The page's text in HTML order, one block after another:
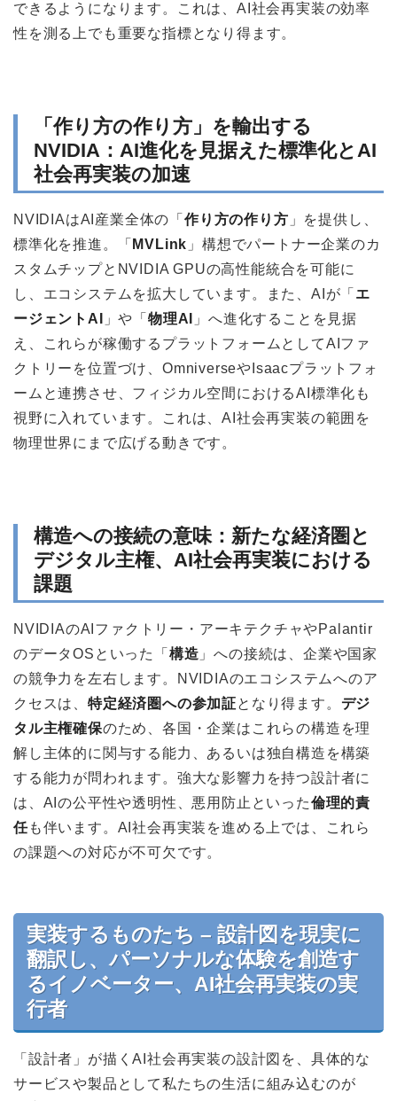
できるようになります。これは、AI社会再実装の効率
性を測る上でも重要な指標となり得ます。
「作り方の作り方」を輸出する
NVIDIA：AI進化を見据えた標準化とAI
社会再実装の加速
NVIDIAはAI産業全体の「 作り方の作り方 」を提供し、
標準化を推進。「 MVLink 」構想でパートナー企業のカ
スタムチップとNVIDIA GPUの高性能統合を可能に
し、エコシステムを拡大しています。また、AIが「 エ
ージェントAI
」や「物理AI
」へ進化することを見据
え、これらが稼働するプラットフォームとしてAIファ
クトリーを位置づけ、OmniverseやIsaacプラットフォ
ームと連携させ、フィジカル空間におけるAI標準化も
視野に入れています。これは、AI社会再実装の範囲を
物理世界にまで広げる動きです。
構造への接続の意味：新たな経済圏と
デジタル主権、AI社会再実装における
課題
NVIDIAのAIファクトリー・アーキテクチャやPalantir
のデータOSといった「 構造 」への接続は、企業や国家
の競争力を左右します。NVIDIAのエコシステムへのア
クセスは、 特定経済圏への参加証となり得ます。 デジ
タル主権確保のため、各国・企業はこれらの構造を理
解し主体的に関与する能力、あるいは独自構造を構築
する能力が問われます。強大な影響力を持つ設計者に
は、AIの公平性や透明性、悪用防止といった倫理的責
任も伴います。AI社会再実装を進める上では、これら
の課題への対応が不可欠です。
実装するものたち – 設計図を現実に
翻訳し、パーソナルな体験を創造す
るイノベーター、AI社会再実装の実
行者
「設計者」が描くAI社会再実装の設計図を、具体的な
サービスや製品として私たちの生活に組み込むのが